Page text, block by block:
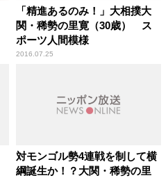
「精進あるのみ！」大相撲大
関・稀勢の里寛（30歳） ス
ポーツ人間模様
2016.07.25
対モンゴル勢4連戦を制して横
綱誕生か！？大関・稀勢の里